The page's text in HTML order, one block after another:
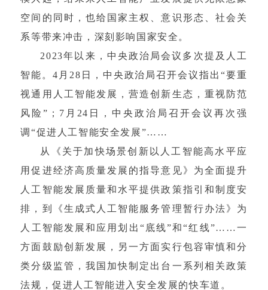
空间的同时，也给国家主权、意识形态、社会关
系等带来冲击，深刻影响国家安全。
2023年以来，中央政治局会议多次提及人工
智能。4月28日，中央政治局召开会议指出“要重
视通用人工智能发展，营造创新生态，重视防范
风险”；7月24日，中央政治局召开会议再次强
调“促进人工智能安全发展”……
从《关于加快场景创新以人工智能高水平应
用促进经济高质量发展的指导意见》为全面提升
人工智能发展质量和水平提供政策指引和制度安
排，到《生成式人工智能服务管理暂行办法》为
人工智能发展和应用划出“底线”和“红线”……一
方面鼓励创新发展，另一方面实行包容审慎和分
类分级监管，我国加快制定出台一系列相关政策
法规，促进人工智能进入安全发展的快车道。